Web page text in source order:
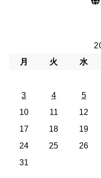
月
火 水
3
4 5
10
11 12
17
18 19
24
25 26
31